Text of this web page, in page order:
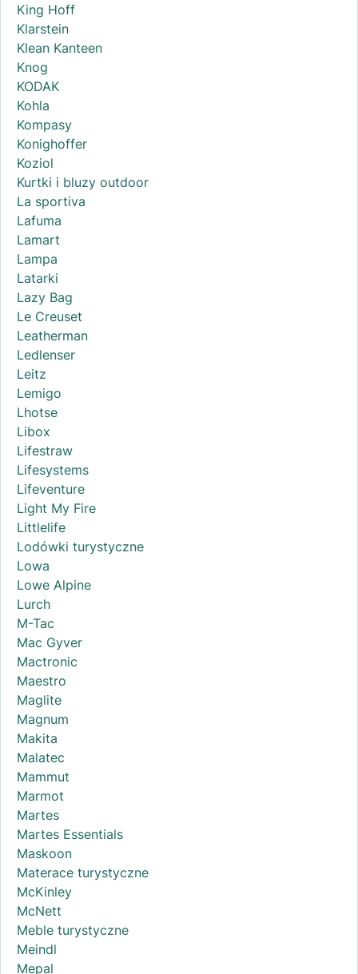
King Hoff
Klarstein
Klean Kanteen
Knog
KODAK
Kohla
Kompasy
Konighoffer
Koziol
Kurtki i bluzy outdoor
La sportiva
Lafuma
Lamart
Lampa
Latarki
Lazy Bag
Le Creuset
Leatherman
Ledlenser
Leitz
Lemigo
Lhotse
Libox
Lifestraw
Lifesystems
Lifeventure
Light My Fire
Littlelife
Lodówki turystyczne
Lowa
Lowe Alpine
Lurch
M-Tac
Mac Gyver
Mactronic
Maestro
Maglite
Magnum
Makita
Malatec
Mammut
Marmot
Martes
Martes Essentials
Maskoon
Materace turystyczne
McKinley
McNett
Meble turystyczne
Meindl
Mepal